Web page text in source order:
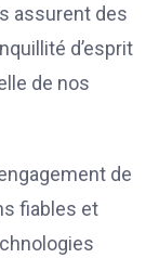
assurent des
d’esprit
de nos
de
fiables et